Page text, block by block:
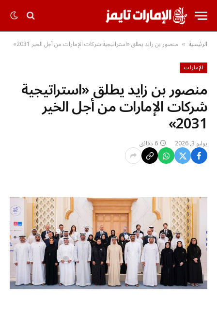
الرئيسية » منصور بن زايد يطلق «استراتيجية شركات الإمارات من أجل الخير 2031»
الإمارات
منصور بن زايد يطلق «استراتيجية
شركات الإمارات من أجل الخير
2031»
يوليو 3, 2026 6 دقائق